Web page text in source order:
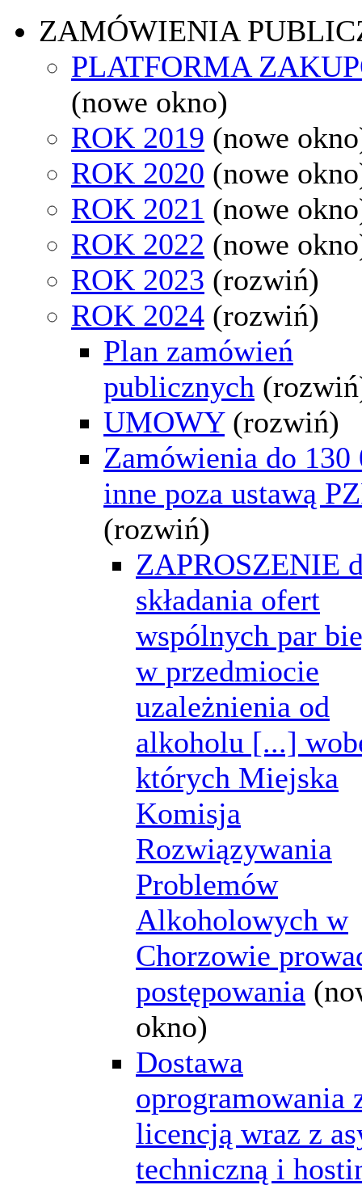
ZAMÓWIENIA
PLATFORMA
(nowe okno)
ROK 2019 (nowe
ROK 2020 (nowe
ROK 2021 (nowe
ROK 2022 (nowe
ROK 2023 (rozwiń)
ROK 2024 (rozwiń)
Plan zamówień
publicznych
UMOWY (rozwiń)
Zamówienia do 130
inne poza ustawą
(rozwiń)
ZAPROSZENIE
składania ofert
wspólnych par
w przedmiocie
uzależnienia od
alkoholu [...]
których Miejska
Komisja
Rozwiązywania
Problemów
Alkoholowych w
Chorzowie
postępowania
okno)
Dostawa
oprogramowania
licencją wraz z
techniczną i